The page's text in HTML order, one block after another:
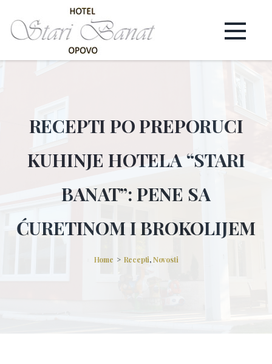
RECEPTI PO PREPORUCI
KUHINJE HOTELA “STARI
BANAT”: PENE SA
ĆURETINOM I BROKOLIJEM
Home Recepti,Novosti